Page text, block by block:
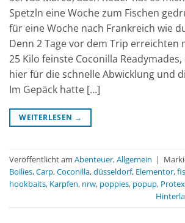
Spetzln eine Woche zum Fischen
für eine Woche nach Frankreich wie
Denn 2 Tage vor dem Trip erreichten
25 Kilo feinste Coconilla
hier für die schnelle Abwicklung und
Im Gepäck hatte […]
WEITERLESEN →
Veröffentlicht am Abenteuer,Allgemein |
Boilies,Carp,Coconilla,düsseldorf, Elementor,
hookbaits, Karpfen, nrw, poppies, popup, Protex